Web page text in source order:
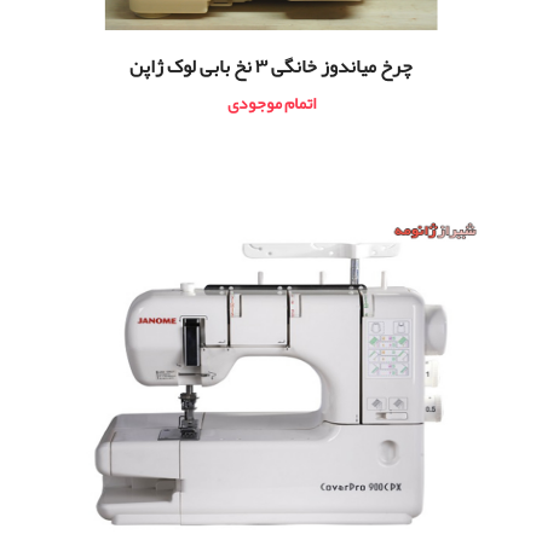
چرخ میاندوز خانگی ۳ نخ بابی لوک ژاپن
اتمام موجودی